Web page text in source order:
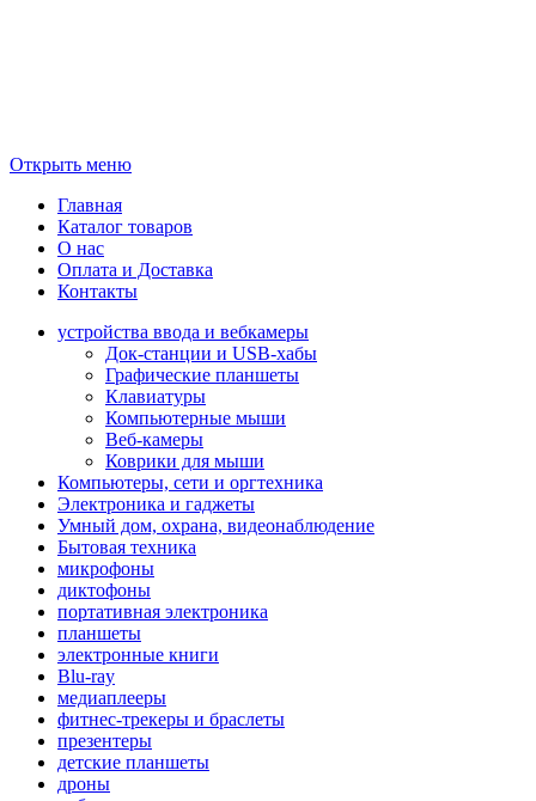
Открыть меню
Главная
Каталог товаров
О нас
Оплата и Доставка
Контакты
устройства ввода и вебкамеры
Док-станции и USB-хабы
Графические планшеты
Клавиатуры
Компьютерные мыши
Веб-камеры
Коврики для мыши
Компьютеры, сети и оргтехника
Электроника и гаджеты
Умный дом, охрана, видеонаблюдение
Бытовая техника
микрофоны
диктофоны
портативная электроника
планшеты
электронные книги
Blu-ray
медиаплееры
фитнес-трекеры и браслеты
презентеры
детские планшеты
дроны